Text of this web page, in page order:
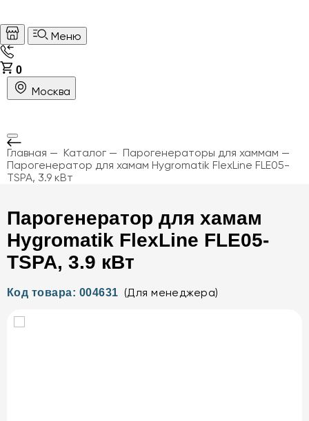
Меню
0
Москва
Главная Каталог
Парогенераторы для хаммам
Парогенератор для хамам Hygromatik FlexLine FLE05-
TSPA, 3.9 кВт
Парогенератор для хамам
Hygromatik FlexLine FLE05-
TSPA, 3.9 кВт
Код товара: 004631 (Для менеджера)